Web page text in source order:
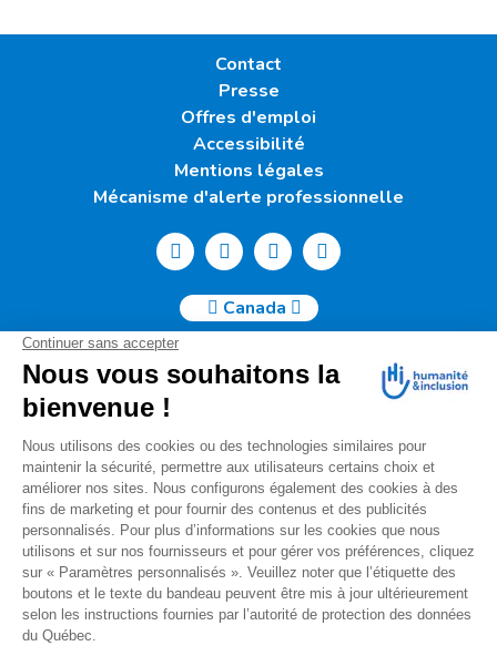
Contact
Presse
Offres d'emploi
Accessibilité
Mentions légales
Mécanisme d'alerte professionnelle
Canada
Humanité & Inclusion Canada | 50, Sainte-Catherine Ouest -
Suite 500b | H2X 3V4 Montréal
info@canada.hi.org
Tél. : (514) 908-2813
No de charité : 88914 7401 RR0001